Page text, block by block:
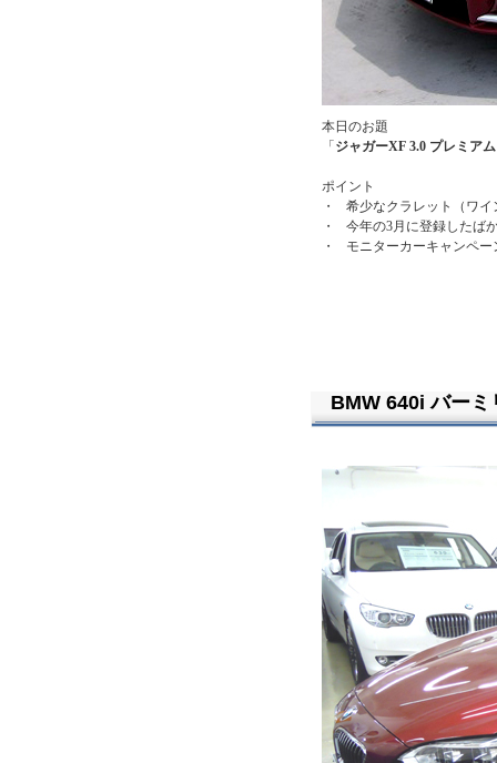
本日のお題
「 ジャガーXF 3.0 プレミア
ポイント
・
希少なクラレット（ワイ
・
今年の3月に登録したば
・
モニターカーキャンペー
BMW 640i バーミ